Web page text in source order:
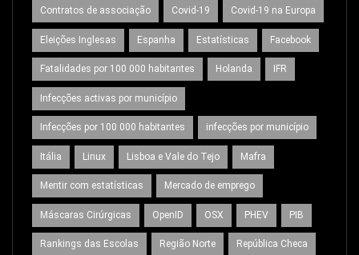
Contratos de associação Covid-19 Covid-19 na Europa
Eleições Inglesas Espanha Estatísticas Facebook
Fatalidades por 100 000 habitantes Holanda IFR
Infecções activas por município
Infecções por 100 000 habitantes infecções por município
Itália Linux Lisboa e Vale do Tejo Mafra
Mentir com estatísticas Mercado de emprego
Máscaras Cirúrgicas OpenID OSX PHEV PIB
Rankings das Escolas Região Norte República Checa